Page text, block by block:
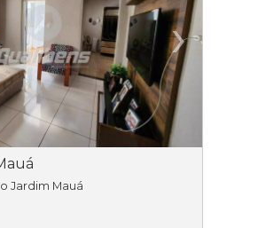
›
no Jardim Mauá